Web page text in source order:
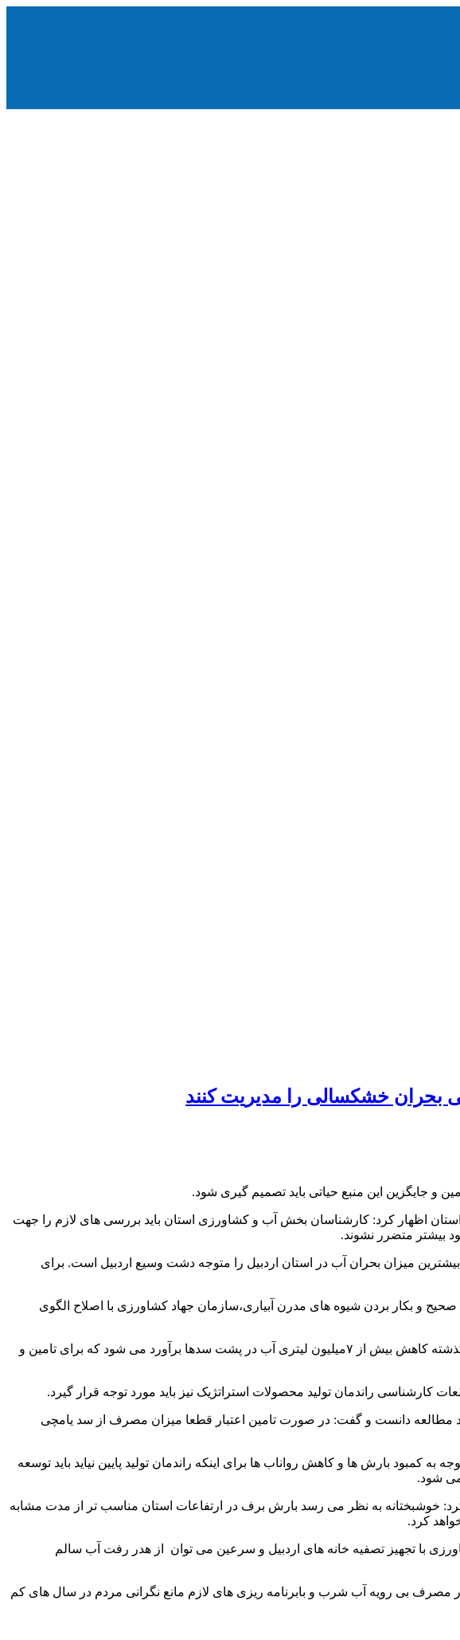
اظهار کرد: کارشناسان بخش آب و کشاورزی استان باید بررسی های لازم را جهت
بیشتر متضرر نشوند.
میزان بحران آب در استان اردبیل را متوجه دشت وسیع اردبیل است. برای
صحیح و بکار بردن شیوه های مدرن آبیاری،سازمان جهاد کشاورزی با اصلاح الگوی
وی ترویج کشت محصولات کم آب بر را گام موثری در مقابله با خشکسالی و بحران آب دانست و گفت: نسبت به سال گذشته کاهش بیش از ۷میلیون لیتری آب در پشت سدها برآورد می شود که برای تامین و
کارشناسی راندمان تولید محصولات استراتژیک نیز باید مورد توجه قرار گیرد.
مطالعه دانست و گفت: در صورت تامین اعتبار قطعا میزان مصرف از سد یامچی
بارش ها و کاهش رواناب ها برای اینکه راندمان تولید پایین نیاید باید توسعه
می شود.
خوشبختانه به نظر می رسد بارش برف در ارتفاعات استان مناسب تر از مدت مشابه
کرد.
با تجهیز تصفیه خانه های اردبیل و سرعین می توان از هدر رفت آب سالم
مصرف بی رویه آب شرب و بابرنامه ریزی های لازم مانع نگرانی مردم در سال های کم